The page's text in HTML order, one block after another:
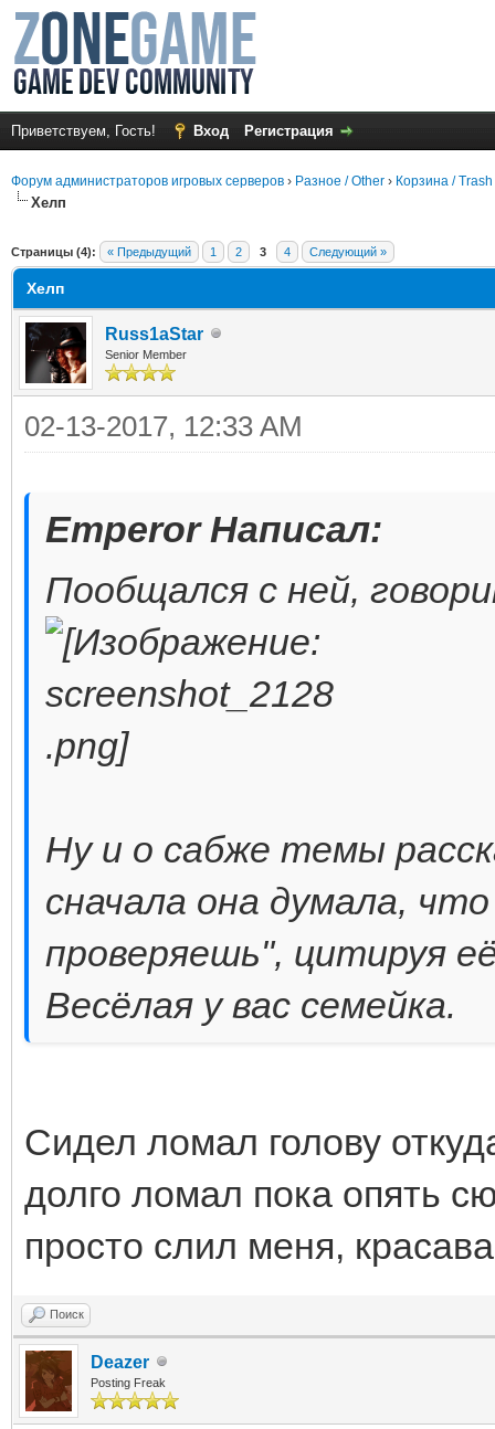
Приветствуем, Гость! Вход Регистрация
Форум администраторов игровых серверов › Разное / Other › Корзина / Trash
Хелп
Страницы (4): « Предыдущий 1 2 3 4 Следующий »
Хелп
Russ1aStar
Senior Member
02-13-2017, 12:33 AM
Emperor Написал:
Пообщался с ней,
Ну и о сабже темы
сначала она думала,
проверяешь", цитируя
Весёлая у вас семейка.
Сидел ломал голову
долго ломал пока опять
просто слил меня,
Поиск
Deazer
Posting Freak